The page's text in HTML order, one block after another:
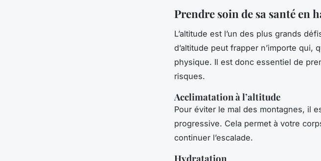
Prendre soin de sa santé en
L’altitude est l’un des plus grands
d’altitude peut frapper n’importe qui,
physique. Il est donc essentiel de
risques.
Acclimatation à l’altitude
Pour éviter le mal des montagnes, il
progressive. Cela permet à votre
continuer l’escalade.
Hydratation